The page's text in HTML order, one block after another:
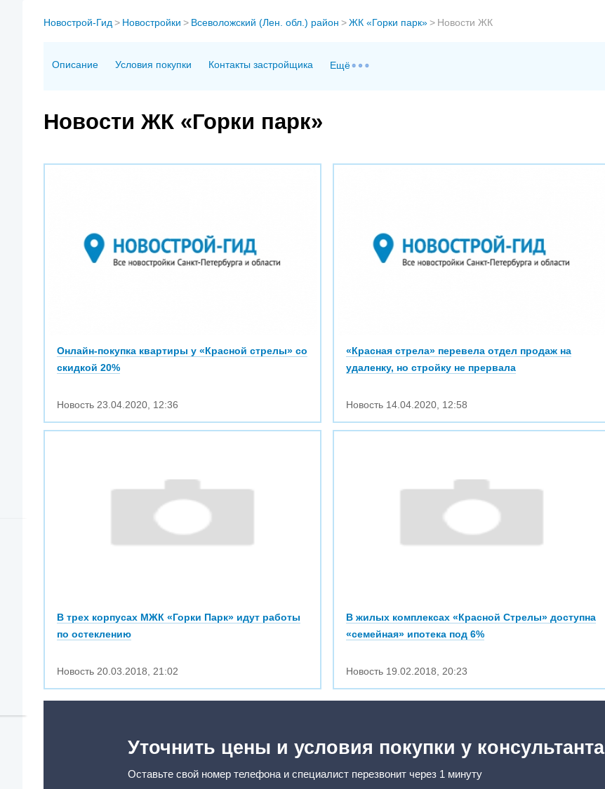
Новострой-Гид > Новостройки > Всеволожский (Лен. обл.) район >ЖК «Горки парк»> Новости ЖК
Описание Условия покупки Контакты застройщика Ещё
Новости ЖК «Горки парк»
Онлайн-покупка квартиры у «Красной стрелы» со
скидкой 20%
Новость 23.04.2020, 12:36
«Красная стрела» перевела отдел продаж на
удаленку, но стройку не прервала
Новость 14.04.2020, 12:58
В трех корпусах МЖК «Горки Парк» идут работы
по остеклению
Новость 20.03.2018 21:02
В жилых комплексах «Красной Стрелы» доступна
«семейная» ипотека под 6%
Новость 19.02.2018 20:23
Уточнить цены и условия покупки у консультанта
Оставьте свой номер телефона и специалист перезвонит через 1 минуту